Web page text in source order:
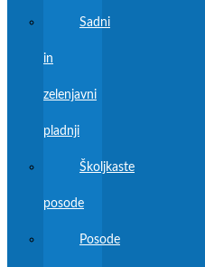
Sadni
in
zelenjavni
pladnji
Školjkaste
posode
Posode